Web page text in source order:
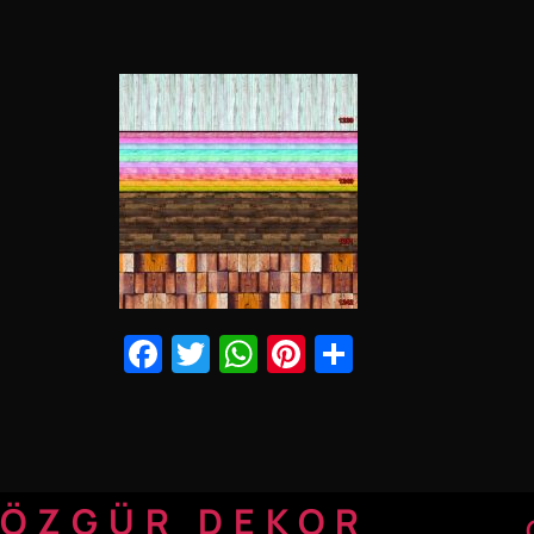
Facebook
Twitter
WhatsApp
Pinterest
ÖZGÜR DEKOR